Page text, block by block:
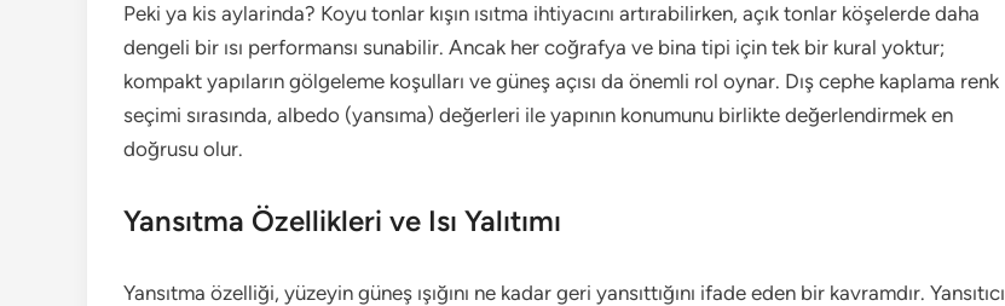
Peki ya kis aylarinda? Koyu tonlar kışın ısıtma ihtiyacını artırabilirken, açık tonlar köşelerde daha
dengeli bir ısı performansı sunabilir. Ancak her coğrafya ve bina tipi için tek bir kural yoktur;
kompakt yapıların gölgeleme koşulları ve güneş açısı da önemli rol oynar. Dış cephe kaplama renk
seçimi sırasında, albedo (yansıma) değerleri ile yapının konumunu birlikte değerlendirmek en
doğrusu olur.
Yansıtma Özellikleri ve Isı Yalıtımı
Yansıtma özelliği, yüzeyin güneş ışığını ne kadar geri yansıttığını ifade eden bir kavramdır. Yansıtıcı